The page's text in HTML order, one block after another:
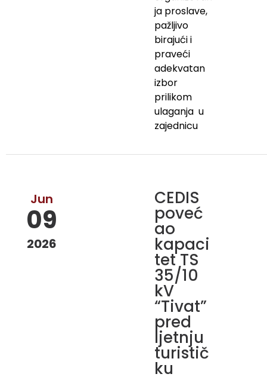
ja proslave,
pažljivo
birajući i
praveći
adekvatan
izbor
prilikom
ulaganja u
zajednicu
Jun
09
2026
CEDIS
poveć
ao
kapaci
tet TS
35/10
kV
“Tivat”
pred
ljetnju
turistič
ku